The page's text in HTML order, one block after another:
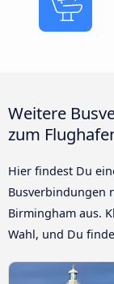
Weitere
zum
Hier findest Du
Busverbindungen
Birmingham aus.
Wahl, und Du